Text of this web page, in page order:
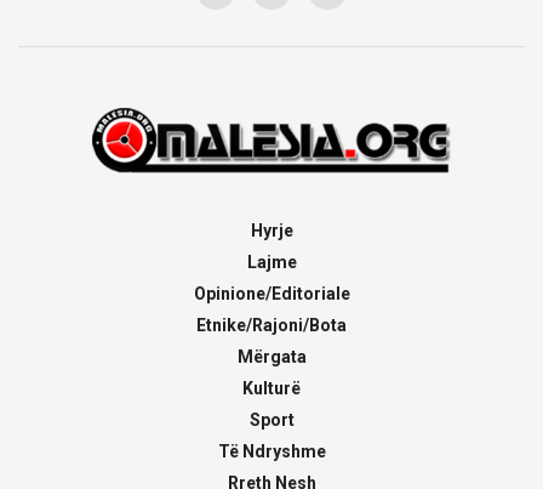
Hyrje
Lajme
Opinione/Editoriale
Etnike/Rajoni/Bota
Mërgata
Kulturë
Sport
Të Ndryshme
Rreth Nesh